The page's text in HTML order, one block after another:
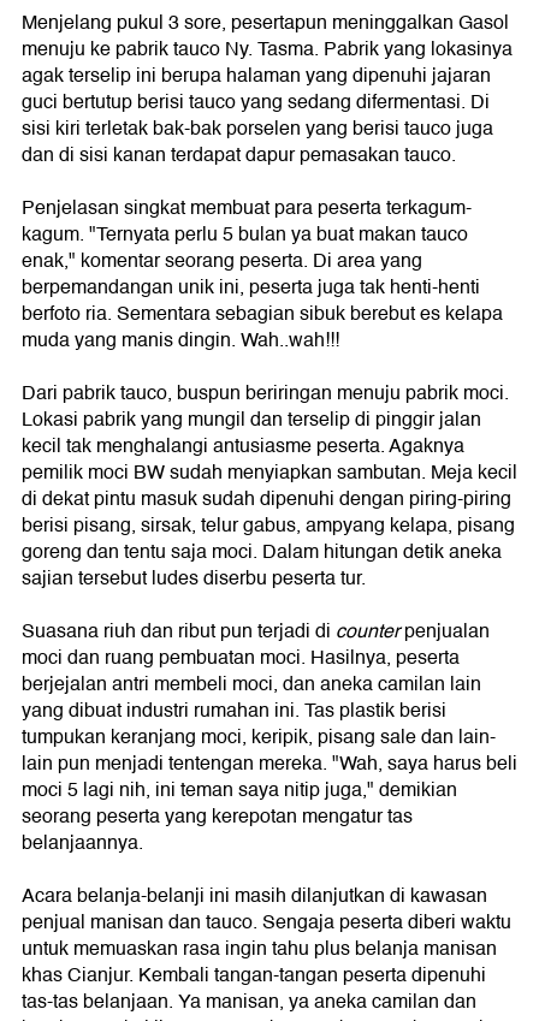
Menjelang pukul 3 sore, pesertapun meninggalkan Gasol
menuju ke pabrik tauco Ny. Tasma. Pabrik yang lokasinya
agak terselip ini berupa halaman yang dipenuhi jajaran
guci bertutup berisi tauco yang sedang difermentasi. Di
sisi kiri terletak bak-bak porselen yang berisi tauco juga
dan di sisi kanan terdapat dapur pemasakan tauco.
Penjelasan singkat membuat para peserta terkagum-
kagum. "Ternyata perlu 5 bulan ya buat makan tauco
enak," komentar seorang peserta. Di area yang
berpemandangan unik ini, peserta juga tak henti-henti
berfoto ria. Sementara sebagian sibuk berebut es kelapa
muda yang manis dingin. Wah..wah!!!
Dari pabrik tauco, buspun beriringan menuju pabrik moci.
Lokasi pabrik yang mungil dan terselip di pinggir jalan
kecil tak menghalangi antusiasme peserta. Agaknya
pemilik moci BW sudah menyiapkan sambutan. Meja kecil
di dekat pintu masuk sudah dipenuhi dengan piring-piring
berisi pisang, sirsak, telur gabus, ampyang kelapa, pisang
goreng dan tentu saja moci. Dalam hitungan detik aneka
sajian tersebut ludes diserbu peserta tur.
Suasana riuh dan ribut pun terjadi di counterpenjualan
moci dan ruang pembuatan moci. Hasilnya, peserta
berjejalan antri membeli moci, dan aneka camilan lain
yang dibuat industri rumahan ini. Tas plastik berisi
tumpukan keranjang moci, keripik, pisang sale dan lain-
lain pun menjadi tentengan mereka. "Wah, saya harus beli
moci 5 lagi nih, ini teman saya nitip juga," demikian
seorang peserta yang kerepotan mengatur tas
belanjaannya.
Acara belanja-belanji ini masih dilanjutkan di kawasan
penjual manisan dan tauco. Sengaja peserta diberi waktu
untuk memuaskan rasa ingin tahu plus belanja manisan
khas Cianjur. Kembali tangan-tangan peserta dipenuhi
tas-tas belanjaan. Ya manisan, ya aneka camilan dan